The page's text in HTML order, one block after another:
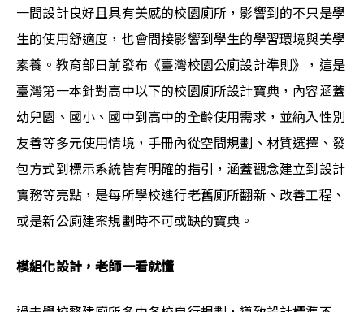
一間設計良好且具有美感的校園廁所，影響到的不只是學
生的使用舒適度，也會間接影響到學生的學習環境與美學
素養。教育部日前發布《臺灣校園公廁設計準則》，這是
臺灣第一本針對高中以下的校園廁所設計寶典，內容涵蓋
幼兒園、國小、國中到高中的全齡使用需求，並納入性別
友善等多元使用情境，手冊內從空間規劃、材質選擇、發
包方式到標示系統皆有明確的指引，涵蓋觀念建立到設計
實務等亮點，是每所學校進行老舊廁所翻新、改善工程、
或是新公廁建案規劃時不可或缺的寶典。
模組化設計，老師一看就懂